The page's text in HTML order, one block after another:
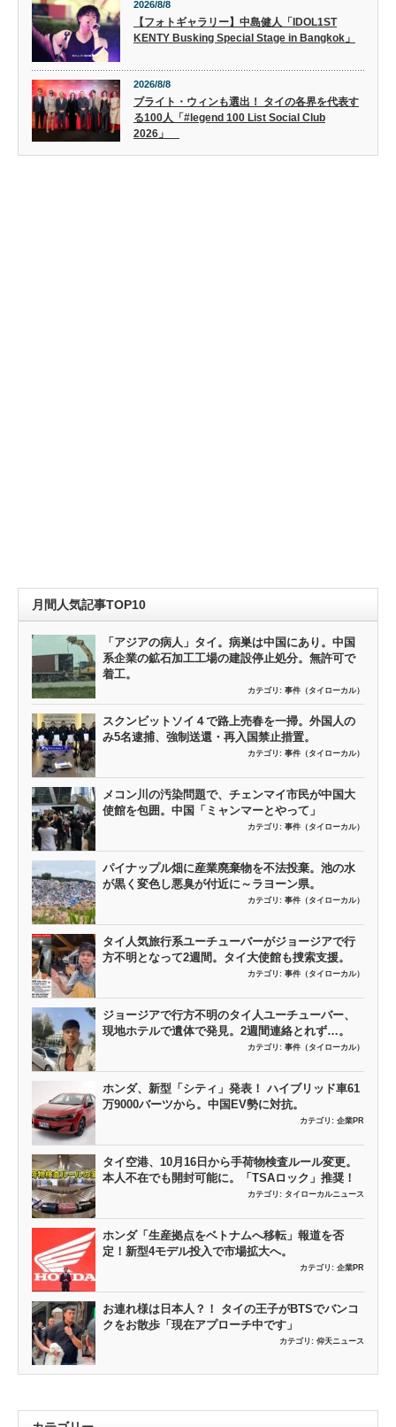
2026/8/8
【フォトギャラリー】中島健人「IDOL1ST
KENTY Busking Special Stage in Bangkok」
2026/8/8
ブライト・ウィンも選出！ タイの各界を代表す
る100人「#legend 100 List Social Club
2026」
月間人気記事TOP10
「アジアの病人」タイ。病巣は中国にあり。中国
系企業の鉱石加工工場の建設停止処分。無許可で
着工。
カテゴリ: 事件（タイローカル）
スクンビットソイ４で路上売春を一掃。外国人の
み5名逮捕、強制送還・再入国禁止措置。
カテゴリ: 事件（タイローカル）
メコン川の汚染問題で、チェンマイ市民が中国大
使館を包囲。中国「ミャンマーとやって」
カテゴリ: 事件（タイローカル）
パイナップル畑に産業廃棄物を不法投棄。池の水
が黒く変色し悪臭が付近に～ラヨーン県。
カテゴリ: 事件（タイローカル）
タイ人気旅行系ユーチューバーがジョージアで行
方不明となって2週間。タイ大使館も捜索支援。
カテゴリ: 事件（タイローカル）
ジョージアで行方不明のタイ人ユーチューバー、
現地ホテルで遺体で発見。2週間連絡とれず…。
カテゴリ: 事件（タイローカル）
ホンダ、新型「シティ」発表！ ハイブリッド車61
万9000バーツから。中国EV勢に対抗。
カテゴリ: 企業PR
タイ空港、10月16日から手荷物検査ルール変更。
本人不在でも開封可能に。「TSAロック」推奨！
カテゴリ: タイローカルニュース
ホンダ「生産拠点をベトナムへ移転」報道を否
定！新型4モデル投入で市場拡大へ。
カテゴリ: 企業PR
お連れ様は日本人？！ タイの王子がBTSでバンコ
クをお散歩「現在アプローチ中です」
カテゴリ: 仰天ニュース